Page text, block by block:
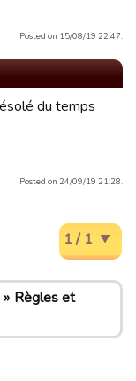
Posted on 15/08/19 22:47.
du temps
Posted on 24/09/19 21:28.
1 / 1
Règles et